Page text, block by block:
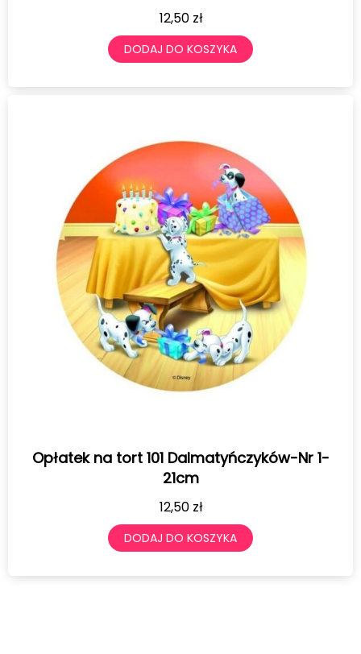
12,50 zł
DODAJ DO KOSZYKA
Opłatek na tort 101 Dalmatyńczyków-Nr 1-
21cm
12,50 zł
DODAJ DO KOSZYKA